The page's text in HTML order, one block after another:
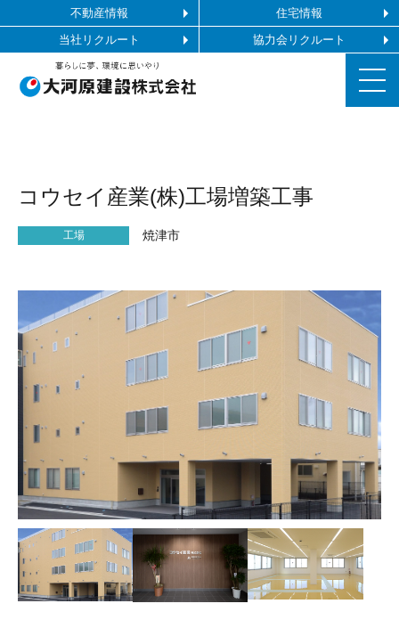
不動産情報
住宅情報
当社リクルート
協力会リクルート
協力会社の皆様へ
お問い合わせ
サイトマップ
施工ギャラリー
事業内容
コウセイ産業(株)工場増築工事
工場 焼津市